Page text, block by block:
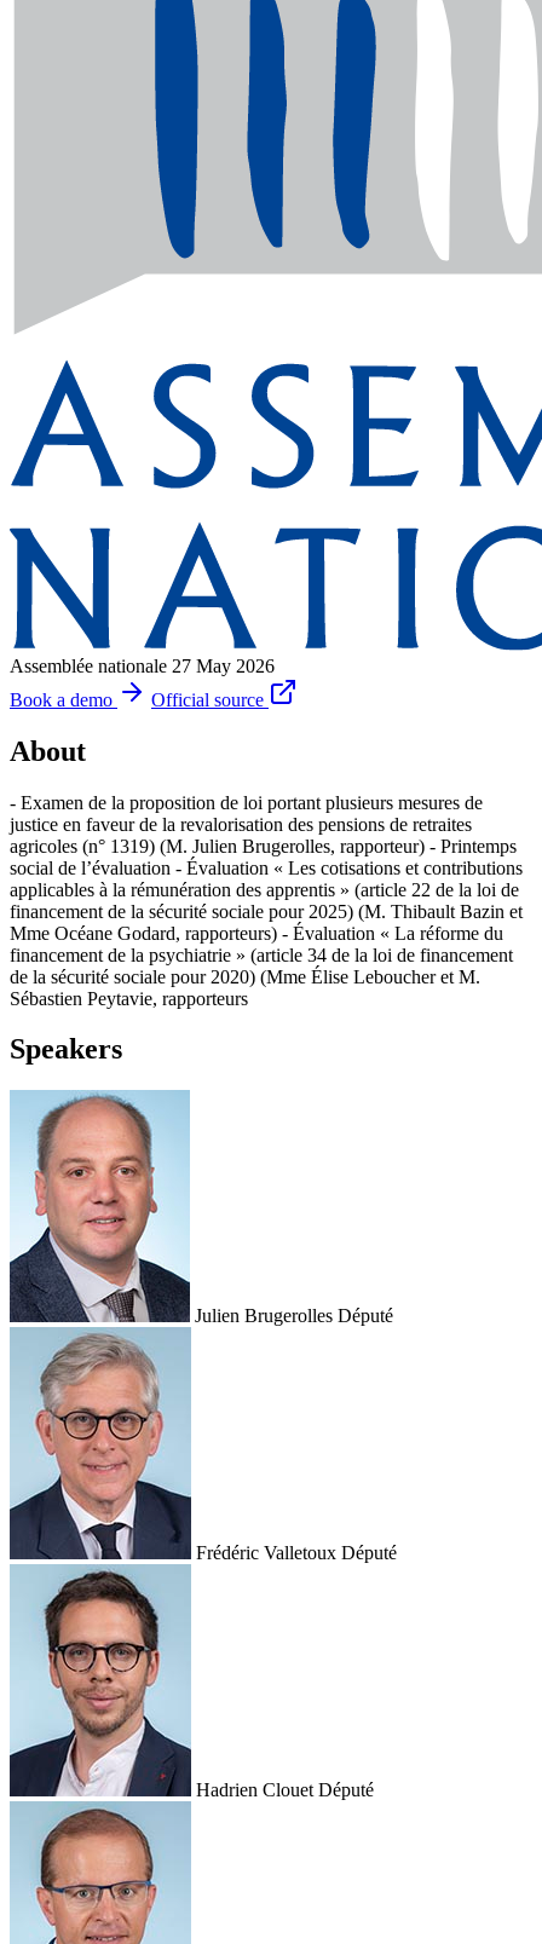
Assemblée nationale 27 May 2026
Book a demo
Official source
About
- Examen de la proposition de loi portant plusieurs mesures de
justice en faveur de la revalorisation des pensions de retraites
agricoles (n° 1319) (M. Julien Brugerolles, rapporteur) - Printemps
social de l’évaluation - Évaluation « Les cotisations et contributions
applicables à la rémunération des apprentis » (article 22 de la loi de
financement de la sécurité sociale pour 2025) (M. Thibault Bazin et
Mme Océane Godard, rapporteurs) - Évaluation « La réforme du
financement de la psychiatrie » (article 34 de la loi de financement
de la sécurité sociale pour 2020) (Mme Élise Leboucher et M.
Sébastien Peytavie, rapporteurs
Speakers
Julien Brugerolles Député
Frédéric Valletoux Député
Hadrien Clouet Député